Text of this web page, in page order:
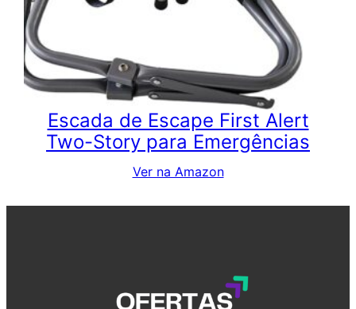
Escada de Escape First Alert
Two-Story para Emergências
Ver na Amazon